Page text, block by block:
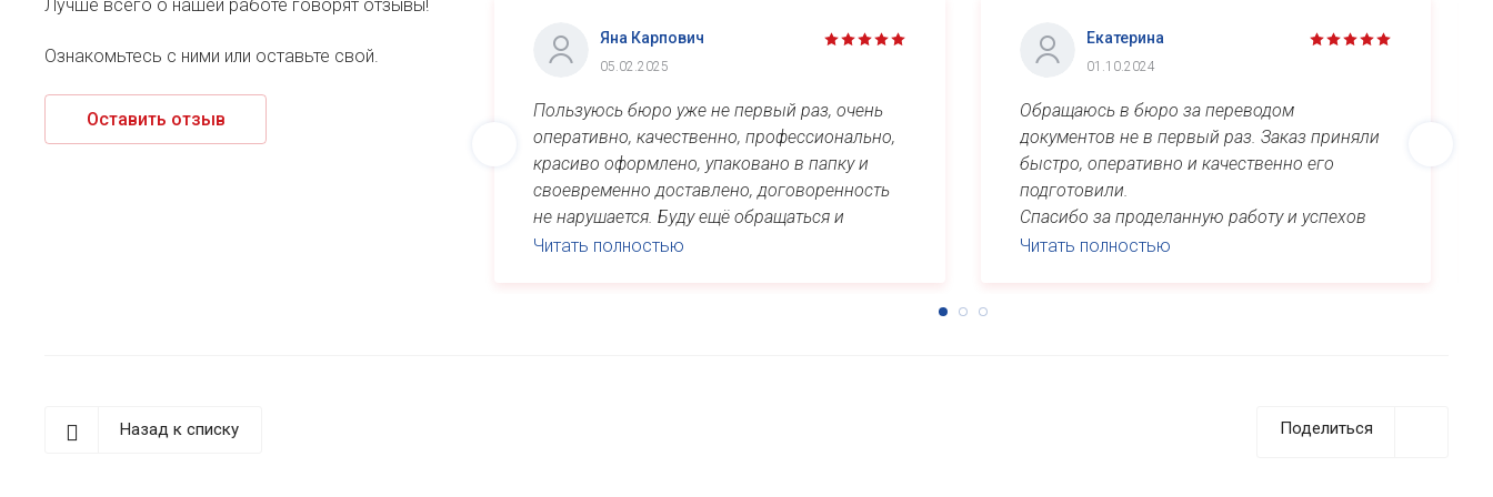
Лучше всего о нашей работе говорят отзывы!
Ознакомьтесь с ними или оставьте свой.
Оставить отзыв
Яна Карпович
05.02.2025
Пользуюсь бюро уже не первый раз, очень
оперативно, качественно, профессионально,
красиво оформлено, упаковано в папку и
своевременно доставлено, договоренность
не нарушается. Буду ещё обращаться и
рекомендовать знакомым. Спасибо ...
Читать полностью
Екатерина
01.10.2024
Обращаюсь в бюро за переводом
документов не в первый раз. Заказ приняли
быстро, оперативно и качественно его
подготовили.
Спасибо за проделанную работу и успехов
вам!
Читать полностью
Поделиться
Назад к списку